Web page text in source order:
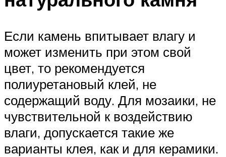
Если камень впитывает влагу и
может изменить при этом свой
цвет, то рекомендуется
полиуретановый клей, не
содержащий воду. Для мозаики, не
чувствительной к воздействию
влаги, допускается такие же
варианты клея, как и для керамики.